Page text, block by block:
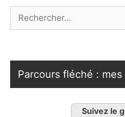
Parcours fléché :
Suivez le